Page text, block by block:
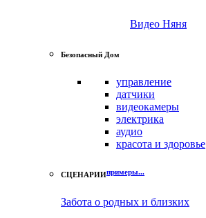
Видео Няня
Безопасный Дом
управление
датчики
видеокамеры
электрика
аудио
красота и здоровье
СЦЕНАРИИпримеры...
Забота о родных и близких